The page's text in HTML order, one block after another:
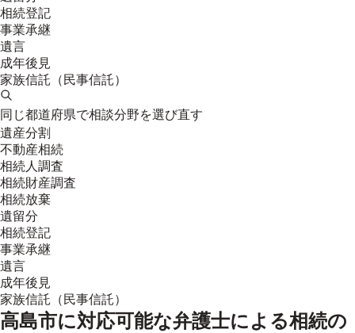
相続登記
事業承継
遺言
成年後見
家族信託（民事信託）
同じ都道府県で相談分野を選び直す
遺産分割
不動産相続
相続人調査
相続財産調査
相続放棄
遺留分
相続登記
事業承継
遺言
成年後見
家族信託（民事信託）
高島市に対応可能な弁護士による相続の